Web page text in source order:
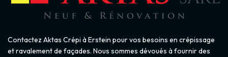
Contactez Aktas Crépi à Erstein pour vos besoins en crépissage
et ravalement de façades. Nous sommes dévoués à fournir des